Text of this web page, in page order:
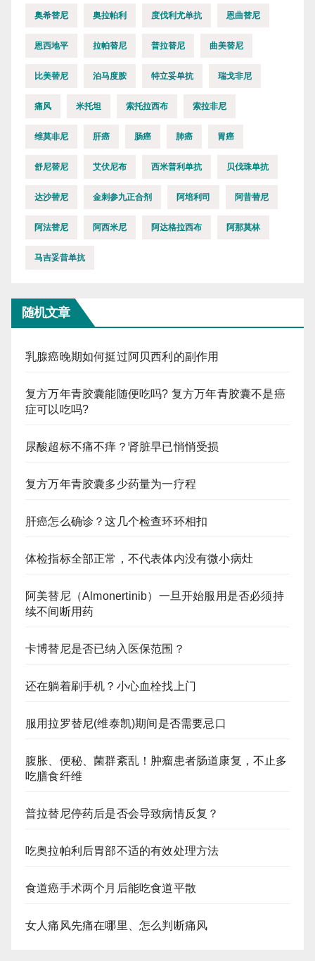
奥希替尼 奥拉帕利 度伐利尤单抗 恩曲替尼
恩西地平 拉帕替尼 普拉替尼 曲美替尼
比美替尼 泊马度胺 特立妥单抗 瑞戈非尼
痛风 米托坦 索托拉西布 索拉非尼
维莫非尼 肝癌 肠癌 肺癌 胃癌
舒尼替尼 艾伏尼布 西米普利单抗 贝伐珠单抗
达沙替尼 金刺参九正合剂 阿培利司 阿昔替尼
阿法替尼 阿西米尼 阿达格拉西布 阿那莫林
马吉妥昔单抗
随机文章
乳腺癌晚期如何挺过阿贝西利的副作用
复方万年青胶囊能随便吃吗? 复方万年青胶囊不是癌
症可以吃吗?
尿酸超标不痛不痒？肾脏早已悄悄受损
复方万年青胶囊多少药量为一疗程
肝癌怎么确诊？这几个检查环环相扣
体检指标全部正常，不代表体内没有微小病灶
阿美替尼（Almonertinib）一旦开始服用是否必须持
续不间断用药
卡博替尼是否已纳入医保范围？
还在躺着刷手机？小心血栓找上门
服用拉罗替尼(维泰凯)期间是否需要忌口
腹胀、便秘、菌群紊乱！肿瘤患者肠道康复，不止多
吃膳食纤维
普拉替尼停药后是否会导致病情反复？
吃奥拉帕利后胃部不适的有效处理方法
食道癌手术两个月后能吃食道平散
女人痛风先痛在哪里、怎么判断痛风